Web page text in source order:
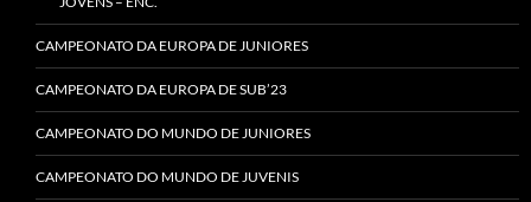
CAMPEONATO DA EUROPA DE JUNIORES
CAMPEONATO DA EUROPA DE SUB’23
CAMPEONATO DO MUNDO DE JUNIORES
CAMPEONATO DO MUNDO DE JUVENIS